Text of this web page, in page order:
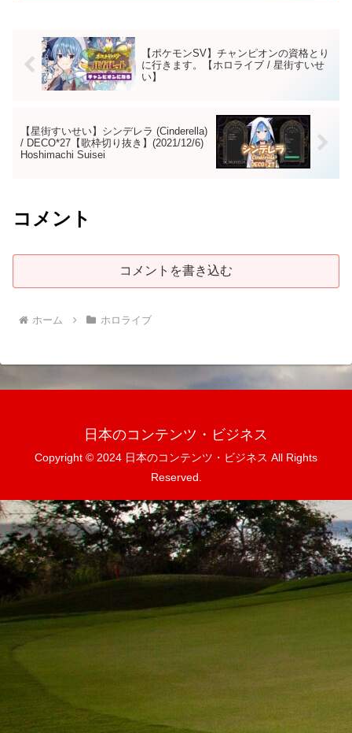
【ポケモンSV】チャンピオンの資格とり
に行きます。【ホロライブ / 星街すいせ
い】
【星街すいせい】シンデレラ (Cinderella)
/ DECO*27【歌枠切り抜き】(2021/12/6)
Hoshimachi Suisei
コメント
コメントを書き込む
ホーム ホロライブ
日本のコンテンツ・ビジネス
Copyright © 2024 日本のコンテンツ・ビジネス All Rights
Reserved.